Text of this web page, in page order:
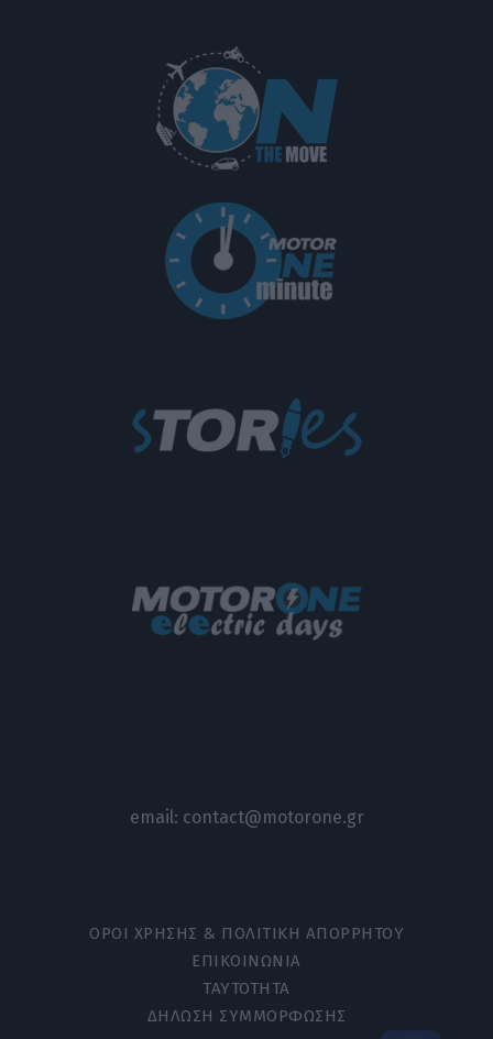
email: contact@motorone.gr
ΟΡΟΙ ΧΡΗΣΗΣ & ΠΟΛΙΤΙΚΗ ΑΠΟΡΡΗΤΟΥ
ΕΠΙΚΟΙΝΩΝΙΑ
ΤΑΥΤΟΤΗΤΑ
ΔΗΛΩΣΗ ΣΥΜΜΟΡΦΩΣΗΣ